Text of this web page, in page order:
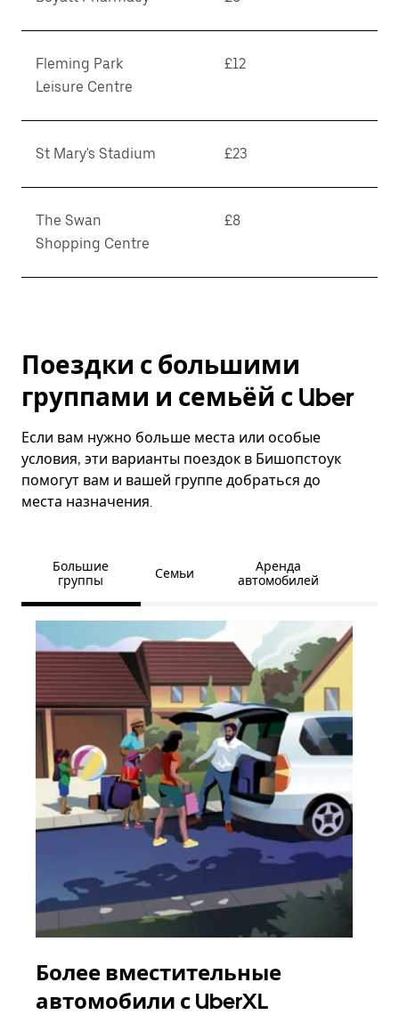
Fleming Park
Leisure Centre
£12
St Mary's Stadium £23
The Swan
Shopping Centre
£8
Поездки с большими
группами и семьёй с Uber
Если вам нужно больше места или особые
условия, эти варианты поездок в Бишопстоук
помогут вам и вашей группе добраться до
места назначения.
Большие
группы
Семьи
Аренда
автомобилей
Более вместительные
автомобили с UberXL